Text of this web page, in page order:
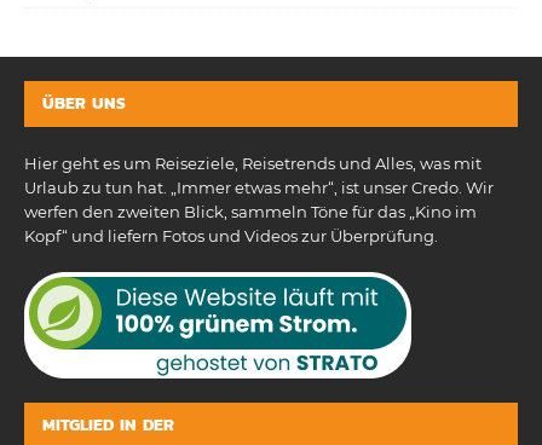
ÜBER UNS
Hier geht es um Reiseziele, Reisetrends und Alles, was mit
Urlaub zu tun hat. „Immer etwas mehr“, ist unser Credo. Wir
werfen den zweiten Blick, sammeln Töne für das „Kino im
Kopf“ und liefern Fotos und Videos zur Überprüfung.
MITGLIED IN DER